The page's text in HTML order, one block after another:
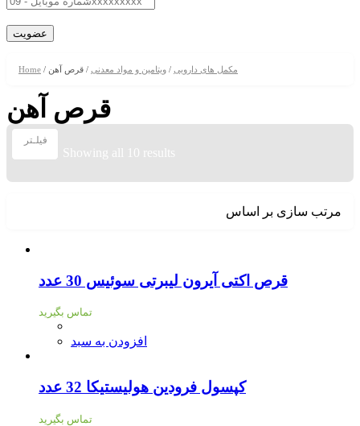
Home / مکمل های دارویی / ویتامین و مواد معدنی / قرص آهن
قرص آهن
فیلـتر
Showing all 10 results
مرتب سازی بر اساس
قرص اکتی آیرون لیبرتی سوئیس 30 عدد
تماس بگیرید
افزودن به سبد
کپسول فرودین هولیستیکا 32 عدد
تماس بگیرید